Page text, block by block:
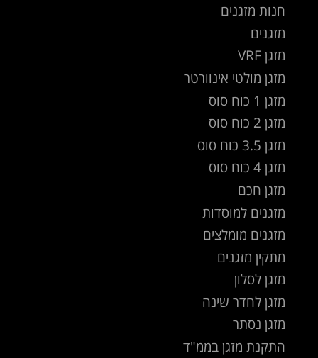
חנות מזגנים
מזגנים
מזגן VRF
מזגן מולטי אינוורטר
מזגן 1 כוח סוס
מזגן 2 כוח סוס
מזגן 3.5 כוח סוס
מזגן 4 כוח סוס
מזגן חכם
מזגנים למוסדות
מזגנים מומלצים
מתקין מזגנים
מזגן לסלון
מזגן לחדר שינה
מזגן נסתר
התקנת מזגן בממ"ד